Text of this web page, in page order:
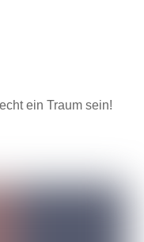
ein Traum sein!